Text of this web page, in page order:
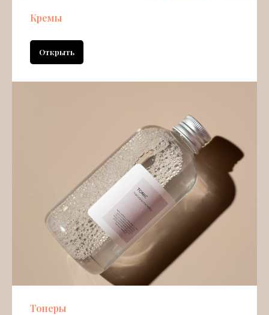
Кремы
Открыть
Тонеры